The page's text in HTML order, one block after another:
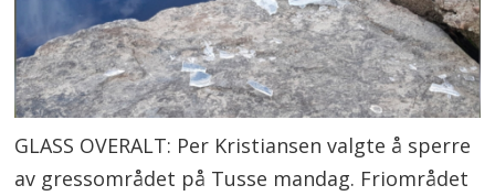
GLASS OVERALT: Per Kristiansen valgte å sperre
av gressområdet på Tusse mandag. Friområdet